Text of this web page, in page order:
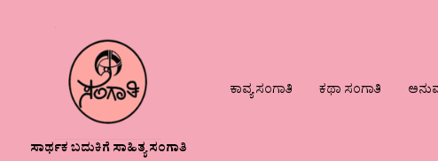
ಸಾರ್ಥಕ ಬದುಕಿಗೆ ಸಾಹಿತ್ಯ ಸಂಗಾತಿ
ಕಾವ್ಯ ಸಂಗಾತಿ ಕಥಾ ಸಂಗಾತಿ